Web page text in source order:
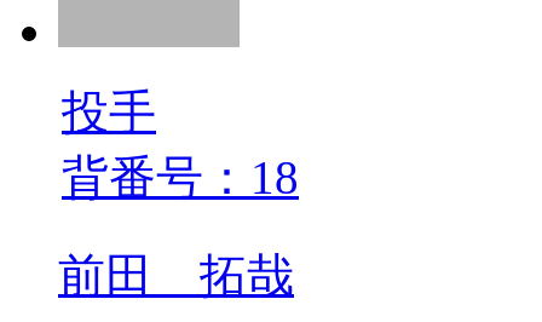
投手
背番号：18
前田 拓哉